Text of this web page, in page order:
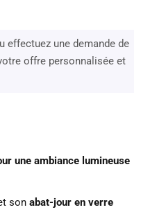
effectuez une demande de
offre personnalisée et
une ambiance lumineuse
son abat-jour en verre